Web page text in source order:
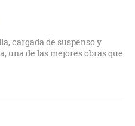
cargada de suspenso y
una de las mejores obras que